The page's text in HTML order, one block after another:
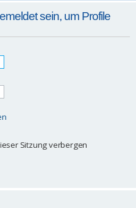
h
sein, um Profile
Sitzung verbergen